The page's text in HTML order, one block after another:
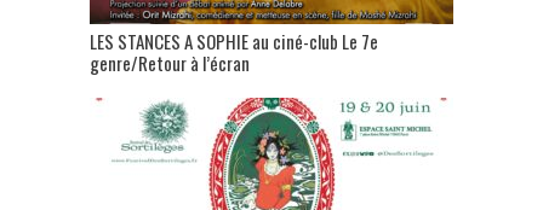
LES STANCES A SOPHIE au ciné-club Le 7e
genre/Retour à l’écran